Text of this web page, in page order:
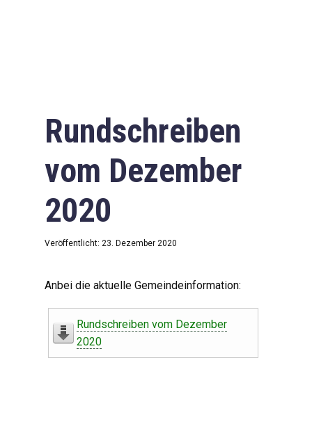
Rundschreiben
vom Dezember
2020
Veröffentlicht: 23. Dezember 2020
Anbei die aktuelle Gemeindeinformation:
Rundschreiben vom Dezember
2020